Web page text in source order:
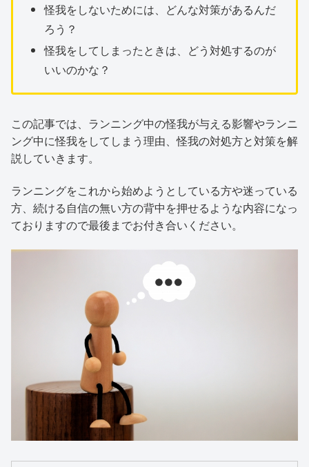
怪我をしないためには、どんな対策があるんだ
ろう？
怪我をしてしまったときは、どう対処するのが
いいのかな？
この記事では、ランニング中の怪我が与える影響やランニ
ング中に怪我をしてしまう理由、怪我の対処方と対策を解
説していきます。
ランニングをこれから始めようとしている方や迷っている
方、続ける自信の無い方の背中を押せるような内容になっ
ておりますので最後までお付き合いください。